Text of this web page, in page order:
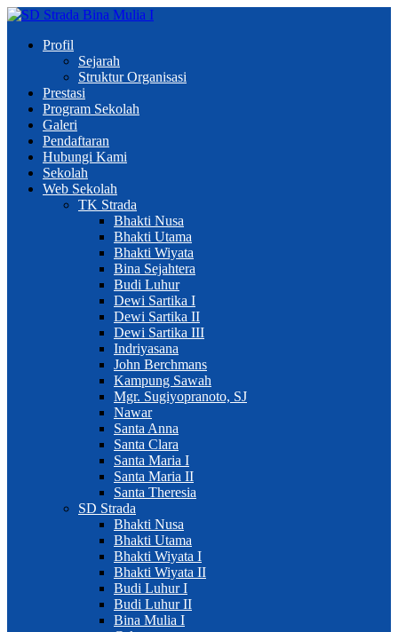
Profil
Sejarah
Struktur Organisasi
Prestasi
Program Sekolah
Galeri
Pendaftaran
Hubungi Kami
Sekolah
Web Sekolah
TK Strada
Bhakti Nusa
Bhakti Utama
Bhakti Wiyata
Bina Sejahtera
Budi Luhur
Dewi Sartika I
Dewi Sartika II
Dewi Sartika III
Indriyasana
John Berchmans
Kampung Sawah
Mgr. Sugiyopranoto, SJ
Nawar
Santa Anna
Santa Clara
Santa Maria I
Santa Maria II
Santa Theresia
SD Strada
Bhakti Nusa
Bhakti Utama
Bhakti Wiyata I
Bhakti Wiyata II
Budi Luhur I
Budi Luhur II
Bina Mulia I